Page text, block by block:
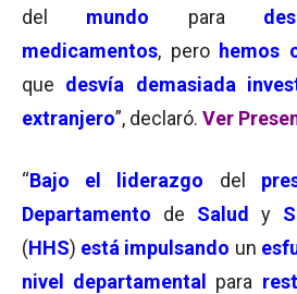
del mundo para
medicamentos, pero hemos
que desvía demasiada
extranjero”, declaró. Ver
“Bajo el liderazgo del
Departamento de Salud y
(HHS) está impulsando un
nivel departamental
para